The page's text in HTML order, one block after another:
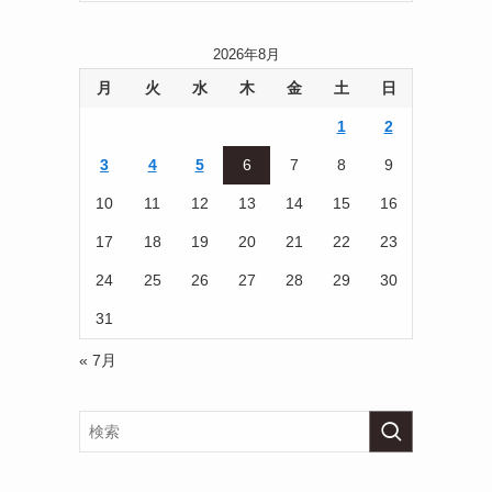
2026年8月
月 火 水 木 金 土 日
1 2
3 4 5 6 7 8 9
10 11 12 13 14 15 16
17 18 19 20 21 22 23
24 25 26 27 28 29 30
31
« 7月